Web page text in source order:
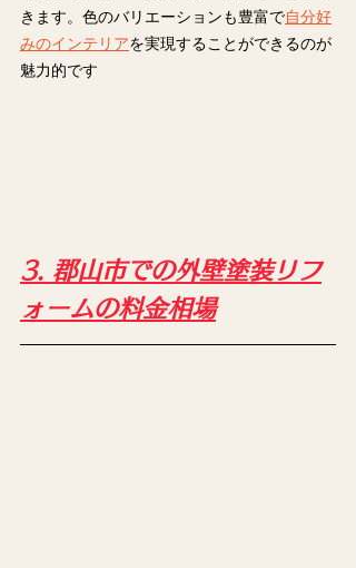
きます。色のバリエーションも豊富で自分好
みのインテリアを実現することができるのが
魅力的です
3. 郡山市での外壁塗装リフ
ォームの料金相場